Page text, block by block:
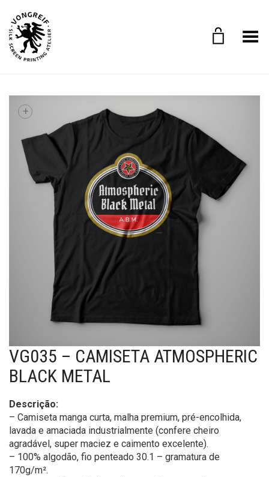
Toggle Menu
+
VG035 – CAMISETA ATMOSPHERIC
BLACK METAL
Descrição:
– Camiseta manga curta, malha premium, pré-encolhida,
lavada e amaciada industrialmente (confere cheiro
agradável, super maciez e caimento excelente).
– 100% algodão, fio penteado 30.1 – gramatura de
170g/m².